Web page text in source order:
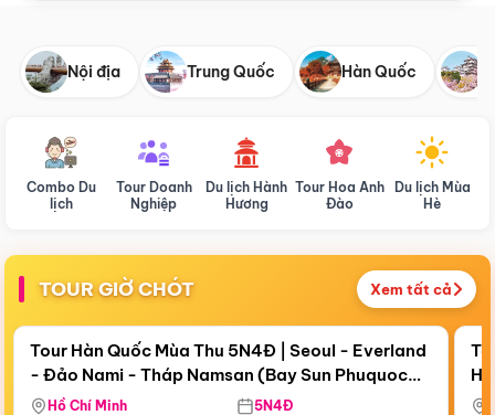
Nội địa Trung Quốc Hàn Quốc
Combo Du
lịch
Tour Doanh
Nghiệp
Du lịch Hành
Hương
Tour Hoa Anh
Đào
Du lịch Mùa
Hè
TOUR GIỜ CHÓT Xem tất cả
Còn18 ngày 08:19:13
Bay Sun Phuquoc Airways
Điểm nổi bật
Tour Hàn Quốc Mùa Thu 5N4Đ | Seoul - Everland
- Đảo Nami - Tháp Namsan (Bay Sun Phuquoc
Airways)
Hồ Chí Minh 5N4Đ